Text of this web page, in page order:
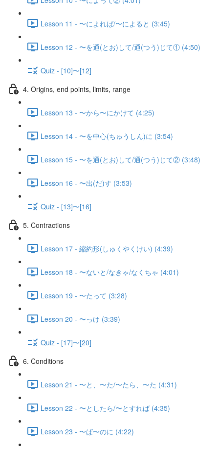
Lesson 11 - 〜によれば/〜によると (3:45)
Lesson 12 - 〜を通(とお)して/通(つう)じて① (4:50)
Quiz - [10]〜[12]
4. Origins, end points, limits, range
Lesson 13 - 〜から〜にかけて (4:25)
Lesson 14 - 〜を中心(ちゅうしん)に (3:54)
Lesson 15 - 〜を通(とお)して/通(つう)じて② (3:48)
Lesson 16 - 〜出(だ)す (3:53)
Quiz - [13]〜[16]
5. Contractions
Lesson 17 - 縮約形(しゅくやくけい) (4:39)
Lesson 18 - 〜ないと/なきゃ/なくちゃ (4:01)
Lesson 19 - 〜たって (3:28)
Lesson 20 - 〜っけ (3:39)
Quiz - [17]〜[20]
6. Conditions
Lesson 21 - 〜と、〜た/〜たら、〜た (4:31)
Lesson 22 - 〜としたら/〜とすれば (4:35)
Lesson 23 - 〜ば〜のに (4:22)